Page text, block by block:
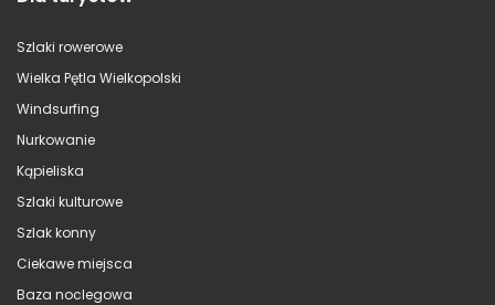
Szlaki rowerowe
Wielka Pętla Wielkopolski
Windsurfing
Nurkowanie
Kąpieliska
Szlaki kulturowe
Szlak konny
Ciekawe miejsca
Baza noclegowa